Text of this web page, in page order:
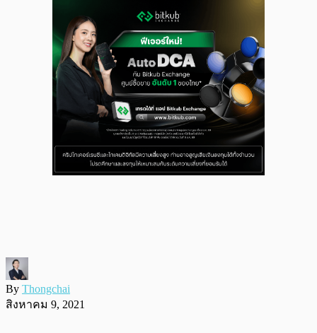
By Thongchai
สิงหาคม 9, 2021